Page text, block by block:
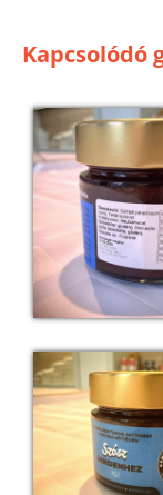
Kapcsolódó